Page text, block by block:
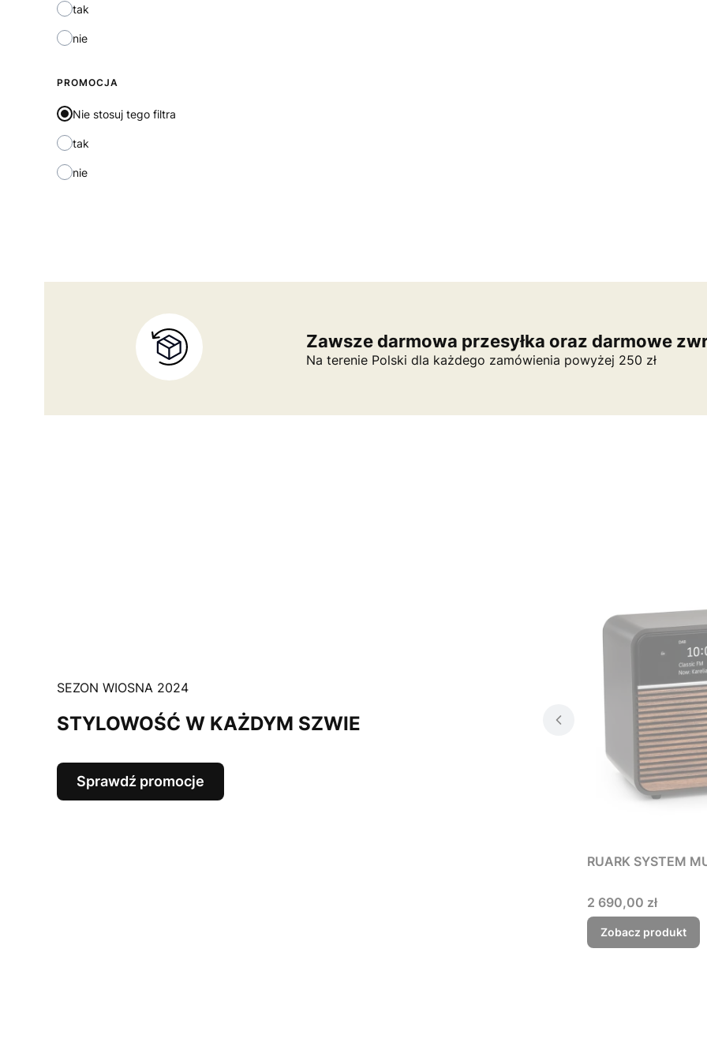
tak
nie
PROMOCJA
Nie stosuj tego filtra
tak
nie
Zawsze darmowa przesyłka oraz darmowe
Na terenie Polski dla każdego zamówienia powyżej 250 zł
SEZON WIOSNA 2024
STYLOWOŚĆ W KAŻDYM SZWIE
Sprawdź promocje
RUARK SYSTEM
Cena
2 690,00 zł
Zobacz produkt